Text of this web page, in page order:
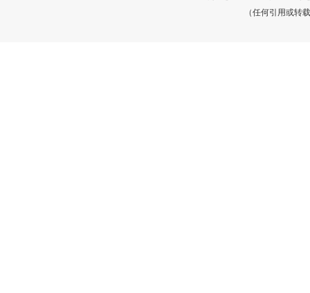
（任何引用或转